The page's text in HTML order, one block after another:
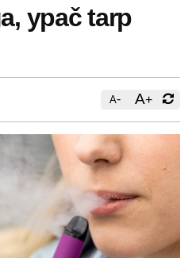
ypač tarp
A- A+